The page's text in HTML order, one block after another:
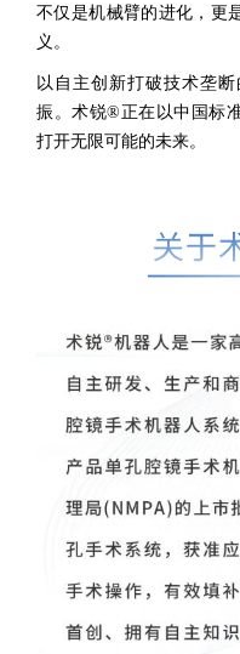
不仅是机械臂的进化，更
义。
以自主创新打破技术垄
振。术锐®正在以中国标
打开无限可能的未来。